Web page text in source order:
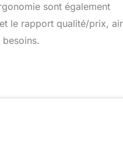
sont également
le rapport qualité/prix,